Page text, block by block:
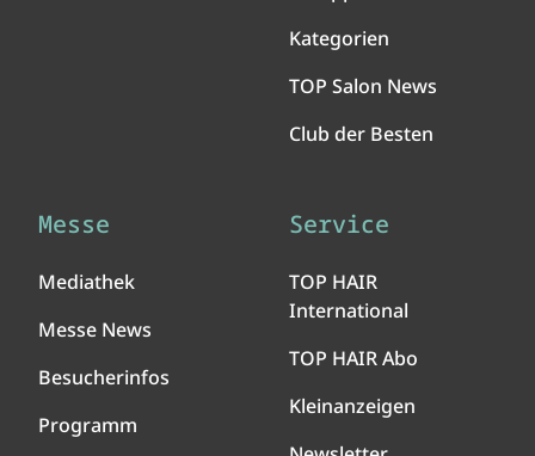
Kategorien
TOP Salon News
Club der Besten
Messe
Mediathek
Messe News
Besucherinfos
Programm
Service
TOP HAIR
International
TOP HAIR Abo
Kleinanzeigen